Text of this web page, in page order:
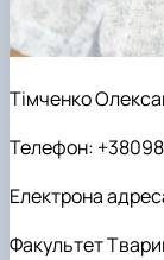
Тімченко
Телефон:
Електрона
Факультет